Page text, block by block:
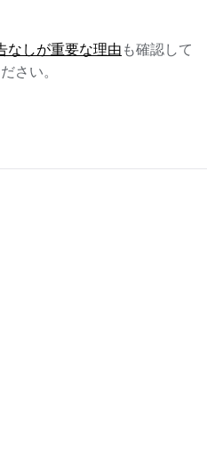
なしが重要な理由 も確認して
さい。